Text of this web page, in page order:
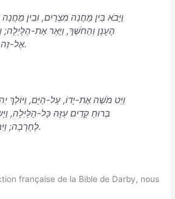
וַיָּבֹא בֵּין מַחֲנֵה מִצְרַיִם, וּבֵין מַחֲנֵה
הֶעָנָן וְהַחֹשֶׁךְ, וַיָּאֶר אֶת-הַלָּיְלָה;
אֶל-זֶה, כָּל-הַלָּיְלָה.
וַיֵּט מֹשֶׁה אֶת-יָדוֹ, עַל-הַיָּם, וַיּוֹלֶךְ
בְּרוּחַ קָדִים עַזָּה כָּל-הַלַּיְלָה,
לֶחָרָבָה; וַיִּבָּקְעוּ, הַמָּיִם.
française de la Bible de Darby, nous